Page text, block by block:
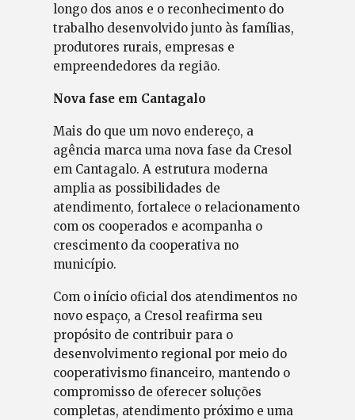
longo dos anos e o reconhecimento do
trabalho desenvolvido junto às famílias,
produtores rurais, empresas e
empreendedores da região.
Nova fase em Cantagalo
Mais do que um novo endereço, a
agência marca uma nova fase da Cresol
em Cantagalo. A estrutura moderna
amplia as possibilidades de
atendimento, fortalece o relacionamento
com os cooperados e acompanha o
crescimento da cooperativa no
município.
Com o início oficial dos atendimentos no
novo espaço, a Cresol reafirma seu
propósito de contribuir para o
desenvolvimento regional por meio do
cooperativismo financeiro, mantendo o
compromisso de oferecer soluções
completas, atendimento próximo e uma